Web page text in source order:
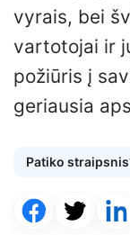
vyrais, bei
vartotojai ir
požiūris į
geriausia
Patiko